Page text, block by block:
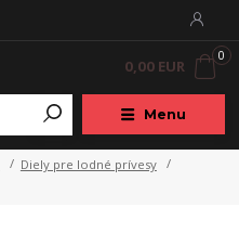
Menu
0
0,00 EUR
Diely pre lodné prívesy